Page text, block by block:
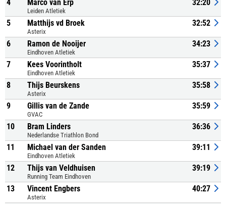
4 Marco van Erp
Leiden Atletiek
32:20
5 Matthijs vd Broek
Asterix
32:52
6 Ramon de Nooijer
Eindhoven Atletiek
34:23
7 Kees Voorintholt
Eindhoven Atletiek
35:37
8 Thijs Beurskens
Asterix
35:58
9 Gillis van de Zande
GVAC
35:59
10 Bram Linders
Nederlandse Triathlon Bond
36:36
11 Michael van der Sanden
Eindhoven Atletiek
39:11
12 Thijs van Veldhuisen
Running Team Eindhoven
39:19
13 Vincent Engbers
Asterix
40:27